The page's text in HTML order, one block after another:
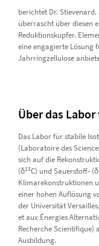
berichtet Dr.
überrascht über diesen
Reduktionskupfer.
eine engagierte Lösung
Jahrringzellulose
Über das
Das Labor für stabile
(Laboratoire des
sich auf die
(δ13C) und Sauerstoff- (δ
Klimarekonstruktionen
einer hohen Auflösung
der Universität
et aux Énergies
Recherche Scientifique)
Ausbildung.